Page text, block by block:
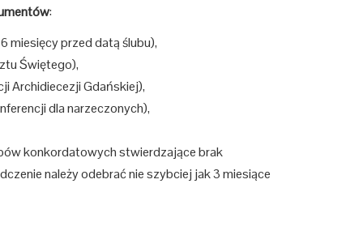
:
miesięcy przed datą ślubu),
Świętego),
Archidiecezji Gdańskiej),
dla narzeczonych),
konkordatowych stwierdzające brak
należy odebrać nie szybciej jak 3 miesiące